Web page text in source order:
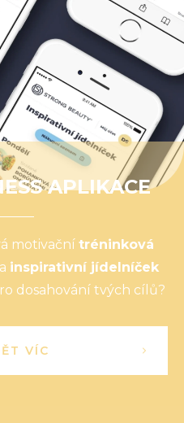
APLIKACE
motivační tréninková
a inspirativní jídelníček
dosahování tvých cílů?
VÍC